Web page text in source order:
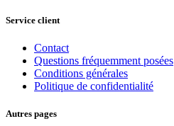
Service client
Contact
Questions fréquemment posées
Conditions générales
Politique de confidentialité
Autres pages